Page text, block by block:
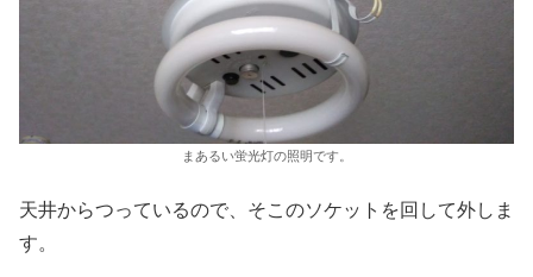
まあるい蛍光灯の照明です。
天井からつっているので、そこのソケットを回して外しま
す。